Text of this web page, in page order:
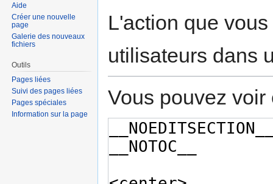
L'action que
utilisateurs dans
Vous pouvez
Aide
Créer une nouvelle
page
Galerie des nouveaux
fichiers
Outils
Pages liées
Suivi des pages liées
Pages spéciales
Information sur la page